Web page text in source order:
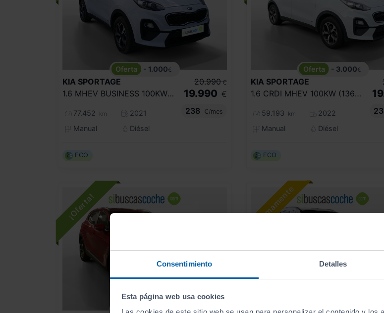
Consentimiento Detalles
Esta página web usa cookies
- 1.000€
KIA SPORTAGE
1.6 MHEV BUSINESS 100KW (136CV) 4X2
77.452 km
2021
Manual
Diésel
20.990 €
19.990 €
238
€/mes
ECO
- 3.000€
KIA SPORTAGE
1.6 CRDI MHEV 100KW (136CV) BUSINESS 4X4
59.193 km
2022
Manual
Diésel
ECO
- 3.000€